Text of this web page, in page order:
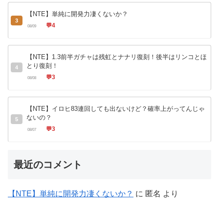
3
【NTE】単純に開発力凄くないか？
08/09 💬4
4
【NTE】1.3前半ガチャは残虹とナナリ復刻！後半はリンコとほ
とり復刻！
08/08 💬3
5
【NTE】イロヒ83連回しても出ないけど？確率上がってんじゃ
ないの？
08/07 💬3
最近のコメント
【NTE】単純に開発力凄くないか？ に 匿名 より